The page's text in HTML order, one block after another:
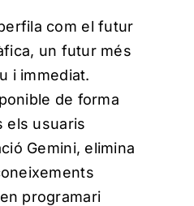
com el futur
un futur més
i immediat.
de forma
els usuaris
Gemini, elimina
programari